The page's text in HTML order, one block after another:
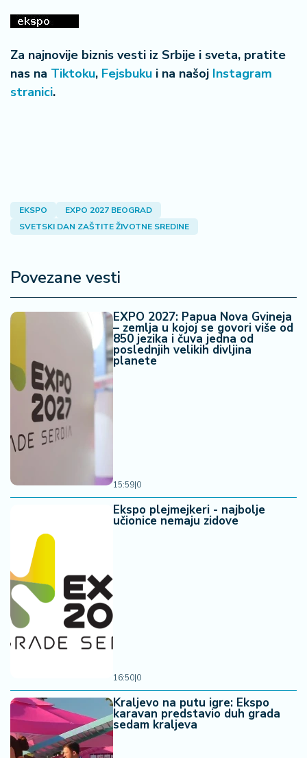
Za najnovije biznis vesti iz Srbije i sveta, pratite
nas na Tiktoku, Fejsbuku i na našoj Instagram
stranici.
EKSPO
EXPO 2027 BEOGRAD
SVETSKI DAN ZAŠTITE ŽIVOTNE SREDINE
Povezane vesti
EXPO 2027: Papua Nova Gvineja
– zemlja u kojoj se govori više od
850 jezika i čuva jedna od
poslednjih velikih divljina
planete
15:59|0
Ekspo plejmejkeri - najbolje
učionice nemaju zidove
16:50|0
Kraljevo na putu igre: Ekspo
karavan predstavio duh grada
sedam kraljeva